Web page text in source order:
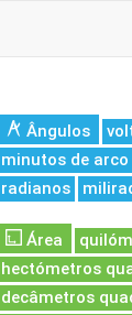
Ângulos
minutos de arco
radianos
Área
hectómetros
decâmetros